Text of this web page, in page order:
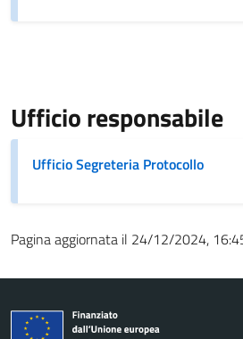
Ufficio responsabile
Ufficio Segreteria Protocollo
Pagina aggiornata il 24/12/2024,